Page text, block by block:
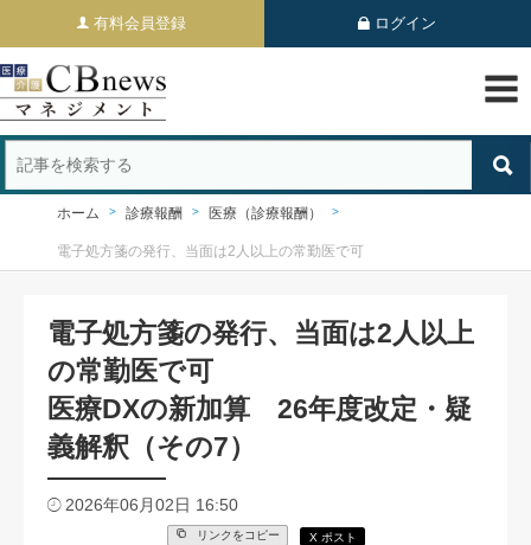
有料会員登録 ログイン
ホーム 診療報酬 医療（診療報酬）
電子処方箋の発行、当面は2人以上の常勤医で可
電子処方箋の発行、当面は2人以上
の常勤医で可
医療DXの新加算 26年度改定・疑
義解釈（その7）
2026年06月02日 16:50
リンクをコピー X ポスト